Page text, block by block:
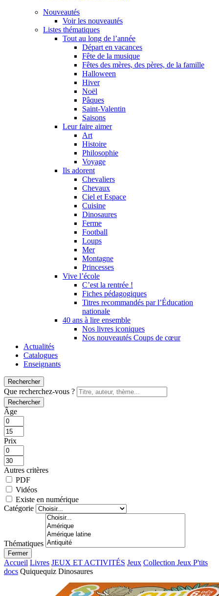
Nouveautés
Voir les nouveautés
Listes thématiques
Tout au long de l’année
Départ en vacances
Fête de la musique
Fêtes des mères, des pères, de la famille
Halloween
Hiver
Noël
Pâques
Saint-Valentin
Saisons
Leur faire aimer
Art
Histoire
Philosophie
Voyage
Ils adorent
Chevaliers
Chevaux
Ciel et Espace
Cuisine
Dinosaures
Ferme
Football
Loups
Mer
Montagne
Princesses
Vive l’école
C’est la rentrée !
Fiches pédagogiques
Titres recommandés par l’Éducation
nationale
40 ans à lire ensemble
Nos livres iconiques
Nos nouveautés Coups de cœur
Actualités
Catalogues
Enseignants
Rechercher
Que recherchez-vous ?
Rechercher
Âge
Prix
Autres critères
PDF
Vidéos
Existe en numérique
Catégorie
Thématiques
Fermer
Accueil Livres JEUX ET ACTIVITÉS Jeux Collection Jeux P'tits
docs Quiquequiz Dinosaures